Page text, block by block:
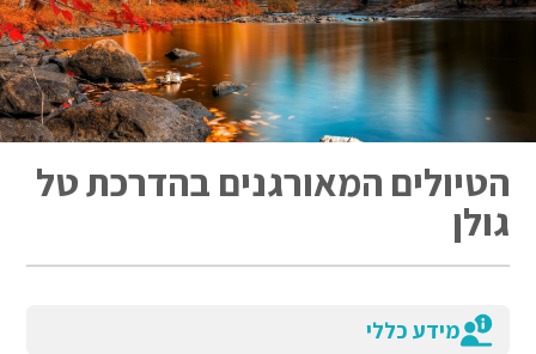
הטיולים המאורגנים בהדרכת טל
גולן
מידע כללי